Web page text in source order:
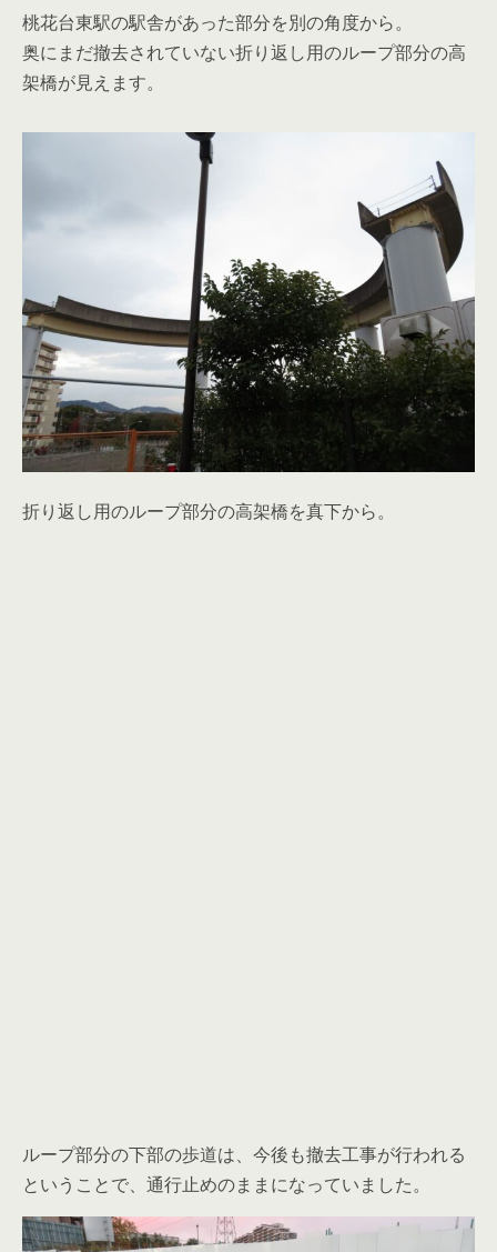
桃花台東駅の駅舎があった部分を別の角度から。
奥にまだ撤去されていない折り返し用のループ部分の高
架橋が見えます。
折り返し用のループ部分の高架橋を真下から。
ループ部分の下部の歩道は、今後も撤去工事が行われる
ということで、通行止めのままになっていました。